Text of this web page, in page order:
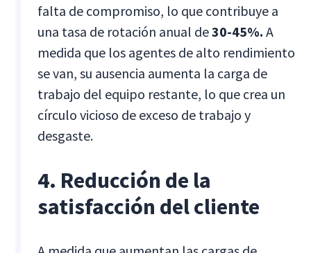
falta de compromiso, lo que contribuye a
una tasa de rotación anual de30-45%. A
medida que los agentes de alto rendimiento
se van, su ausencia aumenta la carga de
trabajo del equipo restante, lo que crea un
círculo vicioso de exceso de trabajo y
desgaste.
4. Reducción de la
satisfacción del cliente